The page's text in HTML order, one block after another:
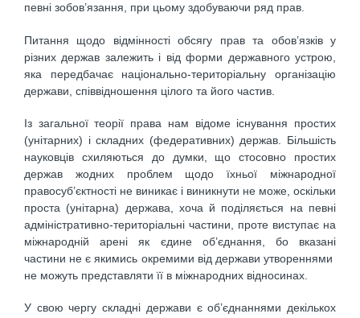
певні зобов’язання, при цьому здобуваючи ряд прав.
Питання щодо відмінності обсягу прав та обов’язків у
різних держав залежить і від форми державного устрою,
яка передбачає національно-територіальну організацію
держави, співвідношення цілого та його частив.
Із загальної теорії права нам відоме існування простих
(унітарних) і складних (федеративних) держав. Більшість
науковців схиляються до думки, що стосовно простих
держав жодних проблем щодо їхньої міжнародної
правосуб’єктності не виникає і виникнути не може, оскільки
проста (унітарна) держава, хоча й поділяється на певні
адміністративно-територіальні частини, проте виступає на
міжнародній арені як єдине об’єднання, бо вказані
частини не є якимись окремими від держави утвореннями
не можуть представляти її в міжнародних відносинах.
У свою чергу складні держави є об’єднаннями декількох